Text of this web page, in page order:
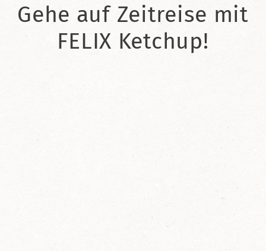
Gehe auf Zeitreise mit
FELIX Ketchup!